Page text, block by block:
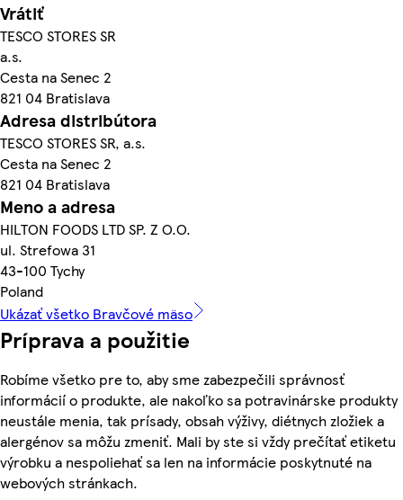
Vrátiť
TESCO STORES SR
a.s.
Cesta na Senec 2
821 04 Bratislava
Adresa distribútora
TESCO STORES SR, a.s.
Cesta na Senec 2
821 04 Bratislava
Meno a adresa
HILTON FOODS LTD SP. Z O.O.
ul. Strefowa 31
43-100 Tychy
Poland
Ukázať všetko Bravčové mäso
Príprava a použitie
Robíme všetko pre to, aby sme zabezpečili správnosť
informácií o produkte, ale nakoľko sa potravinárske produkty
neustále menia, tak prísady, obsah výživy, diétnych zložiek a
alergénov sa môžu zmeniť. Mali by ste si vždy prečítať etiketu
výrobku a nespoliehať sa len na informácie poskytnuté na
webových stránkach.